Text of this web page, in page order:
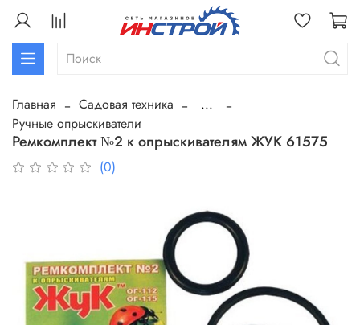
Главная Садовая техника
...
Ручные опрыскиватели
Ремкомплект №2 к опрыскивателям ЖУК 61575
(0)